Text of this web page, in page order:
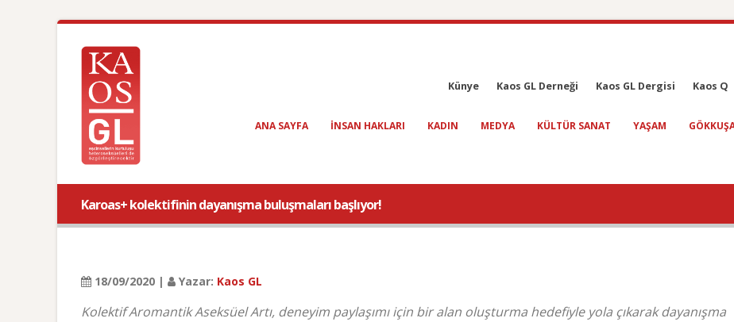
Künye Kaos GL Derneği Kaos GL Dergisi Kaos Q
ANA SAYFA INSAN HAKLARI KADIN MEDYA KÜLTÜR SANAT YAŞAM
Karoas+ kolektifinin dayanışma buluşmaları başlıyor!
18/09/2020 | Yazar: Kaos GL
Kolektif Aromantik Aseksüel Artı, deneyim paylaşımı için bir alan oluşturma hedefiyle yola çıkarak dayanışma